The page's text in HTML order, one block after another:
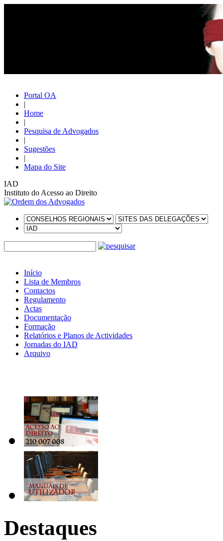
Portal OA
|
Home
|
Pesquisa de Advogados
|
Sugestões
|
Mapa do Site
IAD
Instituto do Acesso ao Direito
Início
Lista de Membros
Contactos
Regulamento
Actas
Documentação
Formação
Relatórios e Planos de Actividades
Jornadas do IAD
Arquivo
Destaques